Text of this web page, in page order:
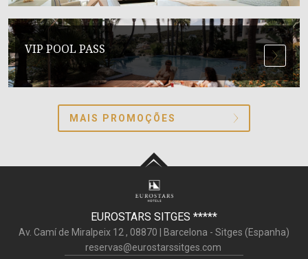
VIP POOL PASS
MAIS PROMOÇÕES
EUROSTARS SITGES *****
Av. Camí de Miralpeix 12 , 08870 Barcelona - Sitges (Espanha)
reservas@eurostarssitges.com